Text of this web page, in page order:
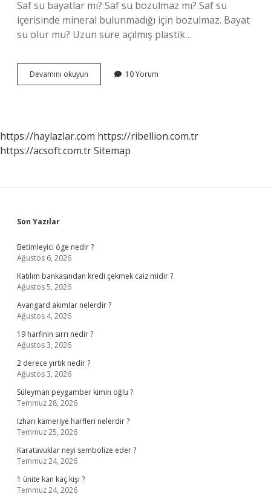
Saf su bayatlar mı? Saf su bozulmaz mı? Saf su
içerisinde mineral bulunmadığı için bozulmaz. Bayat
su olur mu? Uzun süre açılmış plastik…
Devamını okuyun
Su
10 Yorum
https://haylazlar.com https://ribellion.com.tr
https://acsoft.com.trSitemap
Sidebar
Son Yazılar
Betimleyici öge nedir ?
Ağustos 6, 2026
Katılım bankasından kredi çekmek caiz midir ?
Ağustos 5, 2026
Avangard akımlar nelerdir ?
Ağustos 4, 2026
19 harfinin sırrı nedir ?
Ağustos 3, 2026
2 derece yırtık nedir ?
Ağustos 3, 2026
Süleyman peygamber kimin oğlu ?
Temmuz 28, 2026
Izharı kameriye harfleri nelerdir ?
Temmuz 25, 2026
Karatavuklar neyi sembolize eder ?
Temmuz 24, 2026
1 ünite kan kaç kişi ?
Temmuz 24, 2026